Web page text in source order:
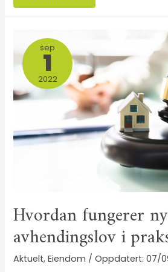
sep
1
2022
Hvordan fungerer ny
avhendingslov i
Aktuelt, Eiendom /
07/